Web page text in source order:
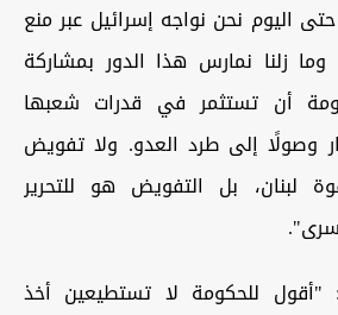
"من عام 2023 حتى اليوم نحن نواجه إسرائيل عبر منع
وما زلنا نمارس هذا الدور بمشاركة
أن تستثمر في قدرات شعبها
وصولًا إلى طرد العدو. ولا تفويض
لبنان، بل التفويض هو للتحرير
"أقول للحكومة لا تستطيعين أخذ